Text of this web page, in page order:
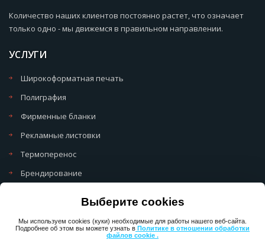
Выберите cookies
Мы используем cookies (куки) необходимые для работы нашего веб-сайта.
Подробнее об этом вы можете узнать в Политике в отношении обработки
файлов cookie .
Количество наших клиентов постоянно растет, что означает
только одно - мы движемся в правильном направлении.
УСЛУГИ
Широкоформатная печать
Полиграфия
Фирменные бланки
Рекламные листовки
Термоперенос
Брендирование
Политика обработки персональных данных